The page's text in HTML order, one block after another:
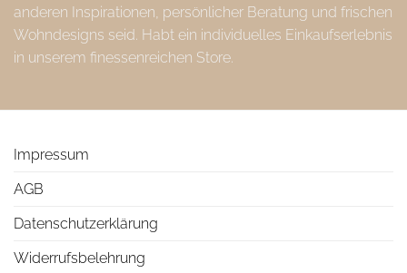
anderen Inspirationen, persönlicher Beratung und frischen
Wohndesigns seid. Habt ein individuelles Einkaufserlebnis
in unserem finessenreichen Store.
Impressum
AGB
Datenschutzerklärung
Widerrufsbelehrung